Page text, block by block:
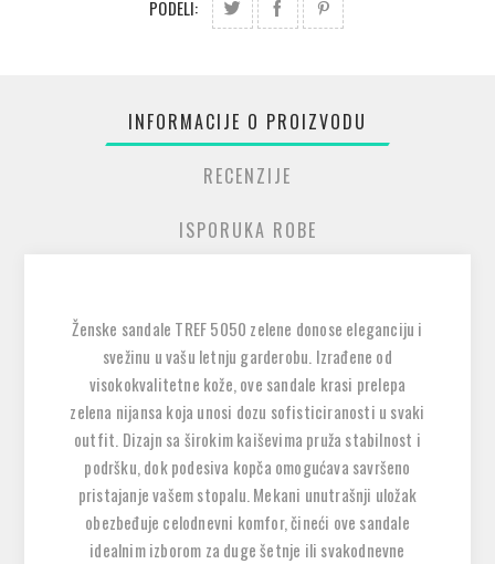
PODELI:
INFORMACIJE O PROIZVODU
RECENZIJE
ISPORUKA ROBE
Ženske sandale TREF 5050 zelene donose eleganciju i
svežinu u vašu letnju garderobu. Izrađene od
visokokvalitetne kože, ove sandale krasi prelepa
zelena nijansa koja unosi dozu sofisticiranosti u svaki
outfit. Dizajn sa širokim kaiševima pruža stabilnost i
podršku, dok podesiva kopča omogućava savršeno
pristajanje vašem stopalu. Mekani unutrašnji uložak
obezbeđuje celodnevni komfor, čineći ove sandale
idealnim izborom za duge šetnje ili svakodnevne